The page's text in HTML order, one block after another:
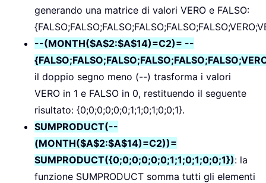
generando una matrice di valori VERO e FALSO:
--(MONTH($A$2:$A$14)=C2)= --
il doppio segno meno (--) trasforma i valori
VERO in 1 e FALSO in 0, restituendo il seguente
risultato: {0;0;0;0;0;0;1;1;0;1;0;0;1}.
SUMPRODUCT(--
(MONTH($A$2:$A$14)=C2))=
SUMPRODUCT({0;0;0;0;0;0;1;1;0;1;0;0;1}): la
funzione SUMPRODUCT somma tutti gli elementi